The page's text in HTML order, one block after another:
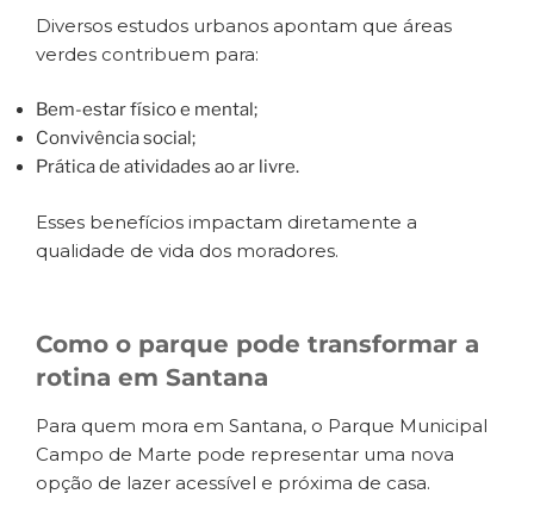
Diversos estudos urbanos apontam que áreas
verdes contribuem para:
Bem-estar físico e mental;
Convivência social;
Prática de atividades ao ar livre.
Esses benefícios impactam diretamente a
qualidade de vida dos moradores.
Como o parque pode transformar a
rotina em Santana
Para quem mora em Santana, o Parque Municipal
Campo de Marte pode representar uma nova
opção de lazer acessível e próxima de casa.